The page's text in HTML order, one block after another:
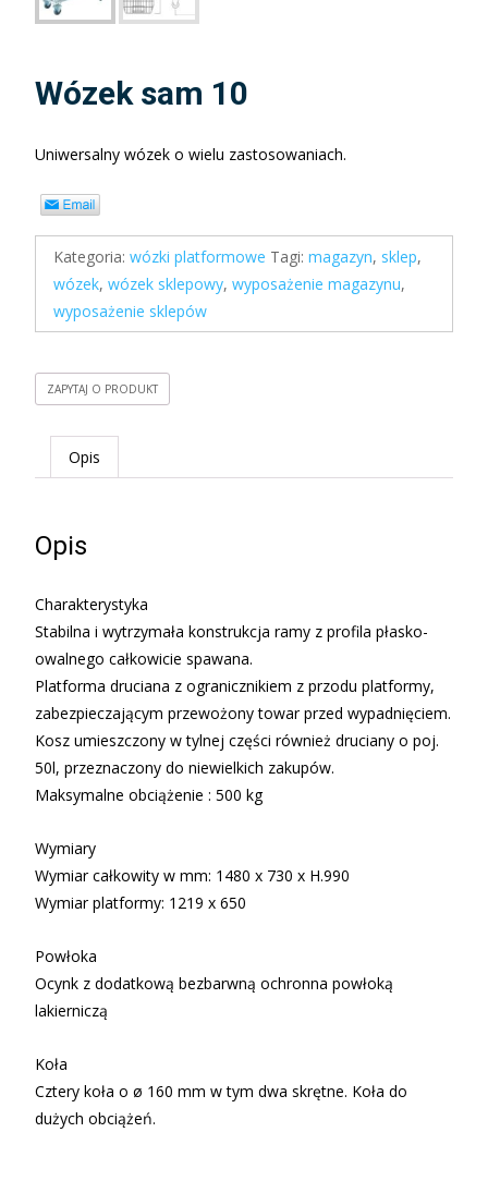
Wózek sam 10
Uniwersalny wózek o wielu zastosowaniach.
Kategoria: wózki platformowe Tagi: magazyn, sklep,
wózek, wózek sklepowy, wyposażenie magazynu,
wyposażenie sklepów
ZAPYTAJ O PRODUKT
Opis
Opis
Charakterystyka
Stabilna i wytrzymała konstrukcja ramy z profila płasko-
owalnego całkowicie spawana.
Platforma druciana z ogranicznikiem z przodu platformy,
zabezpieczającym przewożony towar przed wypadnięciem.
Kosz umieszczony w tylnej części również druciany o poj.
50l, przeznaczony do niewielkich zakupów.
Maksymalne obciążenie : 500 kg
Wymiary
Wymiar całkowity w mm: 1480 x 730 x H.990
Wymiar platformy: 1219 x 650
Powłoka
Ocynk z dodatkową bezbarwną ochronna powłoką
lakierniczą
Koła
Cztery koła o ø 160 mm w tym dwa skrętne. Koła do
dużych obciążeń.